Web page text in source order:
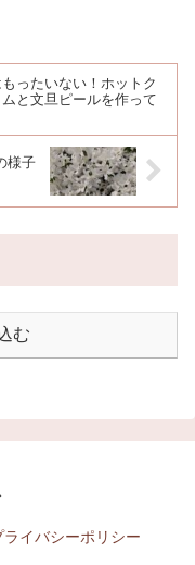
ったいない！ホットク
と文旦ピールを作って
様子
む
ライバシーポリシー